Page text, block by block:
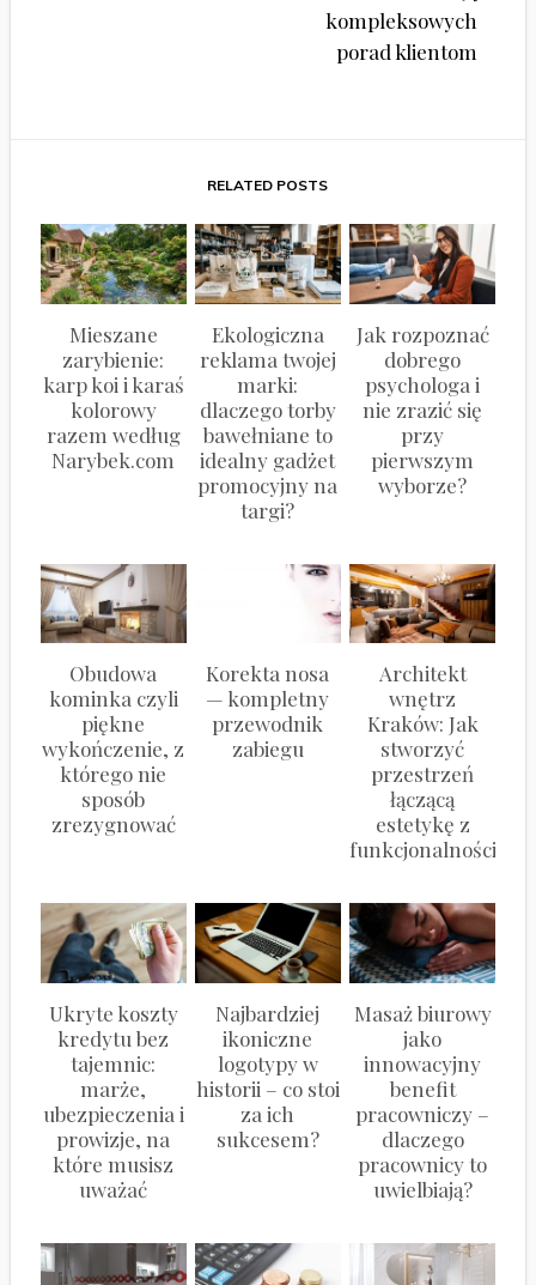
kompleksowych
porad klientom
RELATED POSTS
Mieszane
zarybienie:
karp koi i karaś
kolorowy
razem według
Narybek.com
Ekologiczna
reklama twojej
marki:
dlaczego torby
bawełniane to
idealny gadżet
promocyjny na
targi?
Jak rozpoznać
dobrego
psychologa i
nie zrazić się
przy
pierwszym
wyborze?
Obudowa
kominka czyli
piękne
wykończenie, z
którego nie
sposób
zrezygnować
Korekta nosa
— kompletny
przewodnik
zabiegu
Architekt
wnętrz
Kraków: Jak
stworzyć
przestrzeń
łączącą
estetykę z
funkcjonalnością?
Ukryte koszty
kredytu bez
tajemnic:
marże,
ubezpieczenia i
prowizje, na
które musisz
uważać
Najbardziej
ikoniczne
logotypy w
historii – co stoi
za ich
sukcesem?
Masaż biurowy
jako
innowacyjny
benefit
pracowniczy –
dlaczego
pracownicy to
uwielbiają?